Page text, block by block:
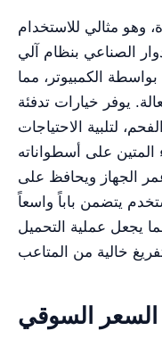
وهو مثالي للاستخدام
الصناعي بنظام آلي
الكمبيوتر، مما
يوفر خيارات تدفئة
لتلبية الاحتياجات
المتين على أسطواناته
الجهاز ويحافظ على
يتضمن باباً واسعاً
180 درجة، مما يجعل عملية التحميل
السعر السوقي